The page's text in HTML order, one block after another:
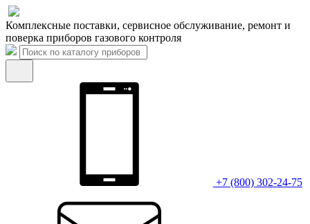
Комплексные поставки, сервисное обслуживание, ремонт и
поверка приборов газового контроля
+7 (800) 302-24-75